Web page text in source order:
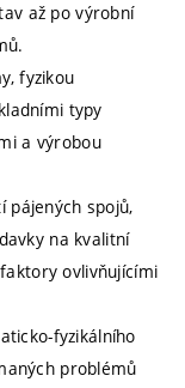
až po výrobní
fyzikou
typy
a výrobou
pájených spojů,
na kvalitní
ovlivňujícími
fyzikálního
problémů